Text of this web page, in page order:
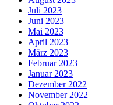
Juli 2023
Juni 2023
Mai 2023
April 2023
März 2023
Februar 2023
Januar 2023
Dezember 2022
November 2022